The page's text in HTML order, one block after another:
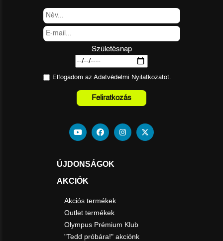
Születésnap
Elfogadom az Adatvédelmi Nyilatkozatot.
Feliratkozás
ÚJDONSÁGOK
AKCIÓK
Akciós termékek
Outlet termékek
Olympus Prémium Klub
"Tedd próbára!" akciónk